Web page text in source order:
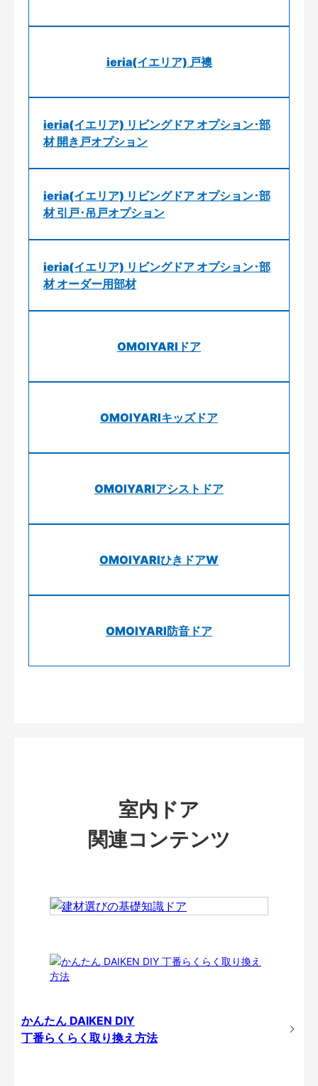
ieria(イエリア) 戸襖
ieria(イエリア) リビングドア オプション･部
材 開き戸オプション
ieria(イエリア) リビングドア オプション･部
材 引戸･吊戸オプション
ieria(イエリア) リビングドア オプション･部
材 オーダー用部材
OMOIYARIドア
OMOIYARIキッズドア
OMOIYARIアシストドア
OMOIYARIひきドアW
OMOIYARI防音ドア
室内ドア
関連コンテンツ
かんたん DAIKEN DIY
丁番らくらく取り換え方法